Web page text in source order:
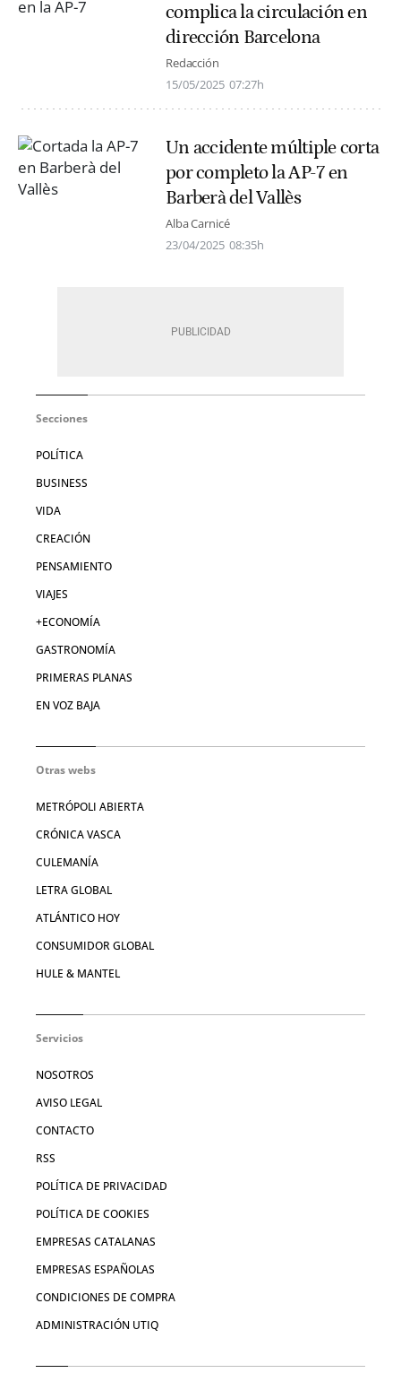
complica la circulación en
dirección Barcelona
Redacción
15/05/2025 07:27h
Un accidente múltiple corta
por completo la AP-7 en
Barberà del Vallès
Alba Carnicé
23/04/2025 08:35h
Secciones
POLÍTICA
BUSINESS
VIDA
CREACIÓN
PENSAMIENTO
VIAJES
+ECONOMÍA
GASTRONOMÍA
PRIMERAS PLANAS
EN VOZ BAJA
Otras webs
METRÓPOLI ABIERTA
CRÓNICA VASCA
CULEMANÍA
LETRA GLOBAL
ATLÁNTICO HOY
CONSUMIDOR GLOBAL
HULE & MANTEL
Servicios
NOSOTROS
AVISO LEGAL
CONTACTO
RSS
POLÍTICA DE PRIVACIDAD
POLÍTICA DE COOKIES
EMPRESAS CATALANAS
EMPRESAS ESPAÑOLAS
CONDICIONES DE COMPRA
ADMINISTRACIÓN UTIQ